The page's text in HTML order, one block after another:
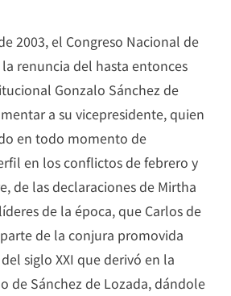
2003, el Congreso Nacional de
renuncia del hasta entonces
Gonzalo Sánchez de
a su vicepresidente, quien
en todo momento de
en los conflictos de febrero y
de las declaraciones de Mirtha
de la época, que Carlos de
de la conjura promovida
siglo XXI que derivó en la
de Sánchez de Lozada, dándole